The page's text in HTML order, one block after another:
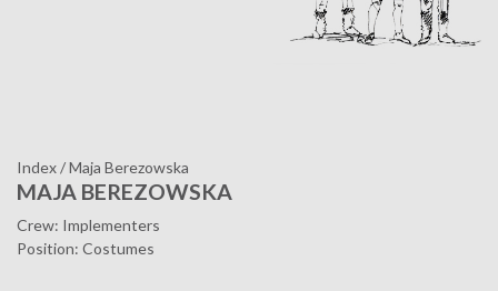
Index/Maja Berezowska
MAJA BEREZOWSKA
Crew: Implementers
Position: Costumes